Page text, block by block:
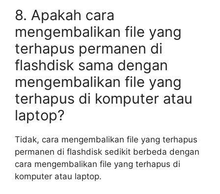
8. Apakah cara
mengembalikan file yang
terhapus permanen di
flashdisk sama dengan
mengembalikan file yang
terhapus di komputer atau
laptop?
Tidak, cara mengembalikan file yang terhapus
permanen di flashdisk sedikit berbeda dengan
cara mengembalikan file yang terhapus di
komputer atau laptop.